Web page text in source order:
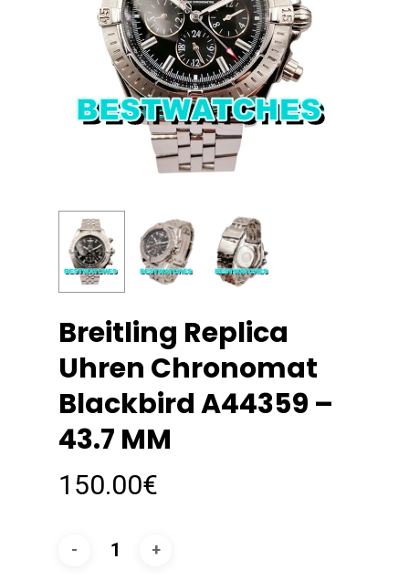
Breitling Replica
Uhren Chronomat
Blackbird A44359 –
43.7 MM
150.00€